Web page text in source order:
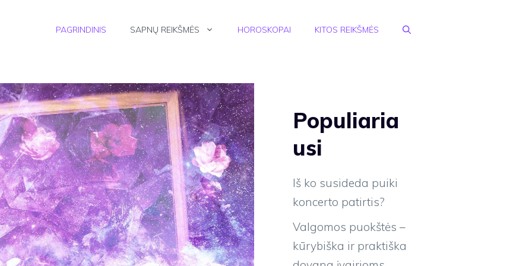
PAGRINDINIS SAPNŲ REIKŠMĖS HOROSKOPAI KITOS REIKŠMĖS
Populiaria
usi
Iš ko susideda puiki
koncerto patirtis?
Valgomos puokštės –
kūrybiška ir praktiška